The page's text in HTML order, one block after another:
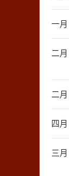
一月
二月
二月
四月
三月